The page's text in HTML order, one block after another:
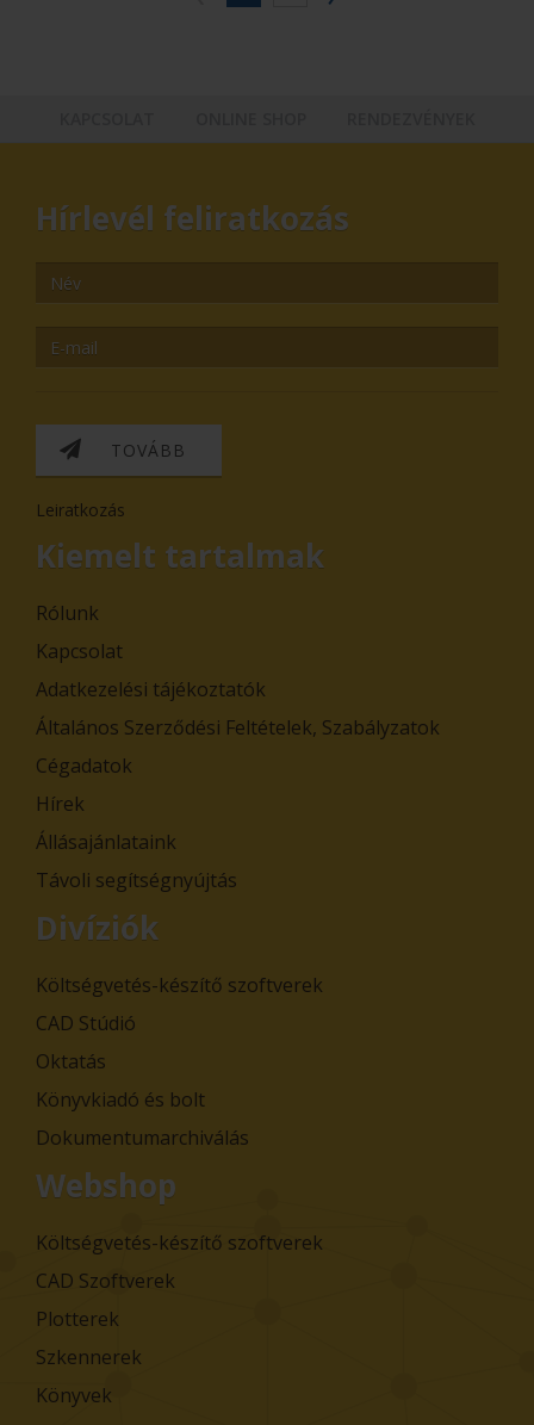
Hírlevél feliratkozás
TOVÁBB
Leiratkozás
Kiemelt tartalmak
Rólunk
Kapcsolat
Adatkezelési tájékoztatók
Általános Szerződési Feltételek, Szabályzatok
Cégadatok
Hírek
Állásajánlataink
Távoli segítségnyújtás
Divíziók
Költségvetés-készítő szoftverek
CAD Stúdió
Oktatás
Könyvkiadó és bolt
Dokumentumarchiválás
Webshop
Költségvetés-készítő szoftverek
CAD Szoftverek
Plotterek
Szkennerek
Könyvek